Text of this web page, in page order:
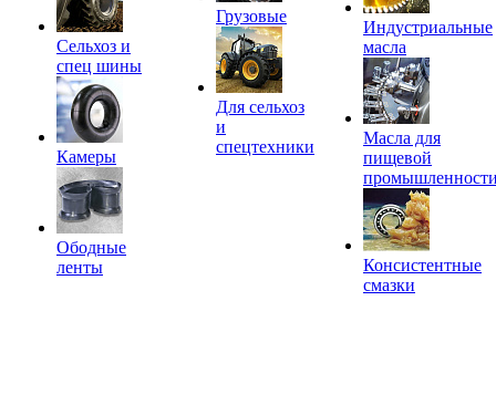
Сельхоз и
спец шины
Камеры
Ободные
ленты
Грузовые
Для сельхоз
и
спецтехники
Индустриальные
масла
Масла для
пищевой
Консистентные
смазки